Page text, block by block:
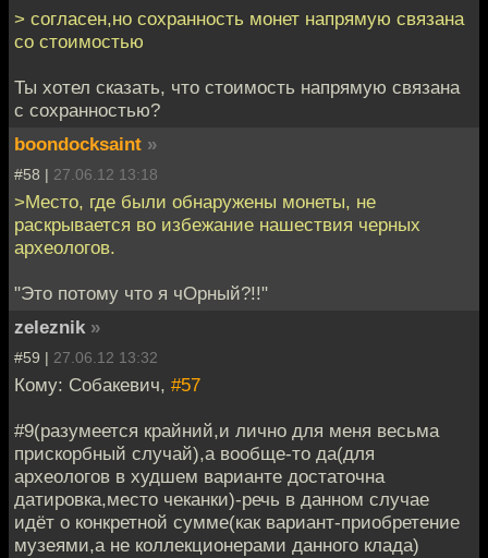
> согласен,но сохранность монет напрямую связана
со стоимостью
Ты хотел сказать, что стоимость напрямую связана
с сохранностью?
boondocksaint »
#58 | 27.06.12 13:18
>Место, где были обнаружены монеты, не
раскрывается во избежание нашествия черных
археологов.
"Это потому что я чОрный?!!"
zeleznik »
#59 | 27.06.12 13:32
Кому: Собакевич, #57
#9(разумеется крайний,и лично для меня весьма
прискорбный случай),а вообще-то да(для
археологов в худшем варианте достаточна
датировка,место чеканки)-речь в данном случае
идёт о конкретной сумме(как вариант-приобретение
музеями,а не коллекционерами данного клада)